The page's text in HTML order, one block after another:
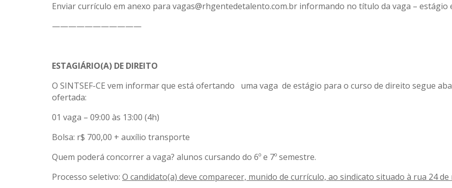
Enviar currículo em anexo para vagas@rhgentedetalento.com.br informando no título da vaga – estágio
———————————
ESTAGIÁRIO(A) DE DIREITO
O SINTSEF-CE vem informar que está ofertando uma vaga de estágio para o curso de direito segue
ofertada:
01 vaga – 09:00 às 13:00 (4h)
Bolsa: r$ 700,00 + auxílio transporte
Quem poderá concorrer a vaga? alunos cursando do 6º e 7º semestre.
Processo seletivo: O candidato(a) deve comparecer, munido de currículo, ao sindicato situado à rua 24